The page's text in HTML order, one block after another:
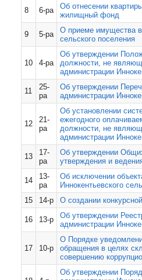
8 6-ра
Об отнесении
жилищный фонд
9 5-ра
О приеме имущества в
сельского поселения
10 4-ра
Об утверждении
должности, не
администрации
11
25-
ра
Об утверждении
администрации
12
21-
ра
Об установлении
ежегодного
должности, не
администрации
13
17-
ра
Об утверждении
утверждения и
14
13-
ра
Об исключении
Иннокентьевского
15
14-р О создании
16 13-р
Об утверждении
администрации
17 10-р
О Порядке
обращения в целях
совершению
Об утверждении